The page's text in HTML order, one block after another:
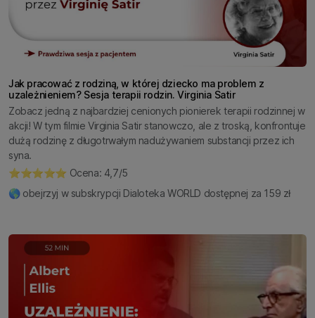
Jak pracować z rodziną, w której dziecko ma problem z
uzależnieniem? Sesja terapii rodzin. Virginia Satir
Zobacz jedną z najbardziej cenionych pionierek terapii rodzinnej w
akcji! W tym filmie Virginia Satir stanowczo, ale z troską, konfrontuje
dużą rodzinę z długotrwałym nadużywaniem substancji przez ich
syna.
⭐️⭐️⭐️⭐️⭐️ Ocena: 4,7/5
🌎 obejrzyj w subskrypcji Dialoteka WORLD dostępnej za 159 zł